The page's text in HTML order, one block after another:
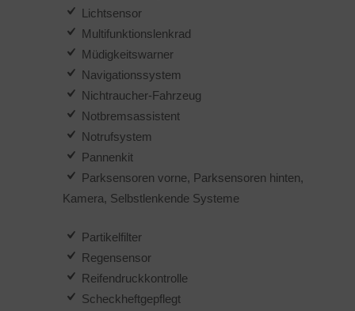
Lichtsensor
Multifunktionslenkrad
Müdigkeitswarner
Navigationssystem
Nichtraucher-Fahrzeug
Notbremsassistent
Notrufsystem
Pannenkit
Parksensoren vorne, Parksensoren hinten,
Kamera, Selbstlenkende Systeme
Partikelfilter
Regensensor
Reifendruckkontrolle
Scheckheftgepflegt